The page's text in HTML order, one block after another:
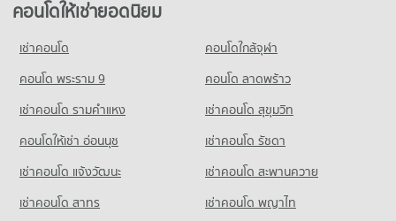
คอนโดให้เช่ายอดนิยม
เช่าคอนโด
คอนโดใกล้จุฬา
คอนโด พระราม 9
คอนโด ลาดพร้าว
เช่าคอนโด รามคําแหง
เช่าคอนโด สุขุมวิท
คอนโดให้เช่า อ่อนนุช
เช่าคอนโด รัชดา
เช่าคอนโด แจ้งวัฒนะ
เช่าคอนโด สะพานควาย
เช่าคอนโด สาทร
เช่าคอนโด พญาไท